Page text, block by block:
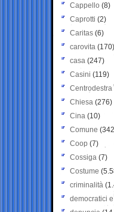
Cappello (8)
Caprotti (2)
Caritas (6)
carovita (170)
casa (247)
Casini (119)
Chiesa (276)
Cina (10)
Comune
Coop (7)
Cossiga (7)
Costume
criminalità
democratici